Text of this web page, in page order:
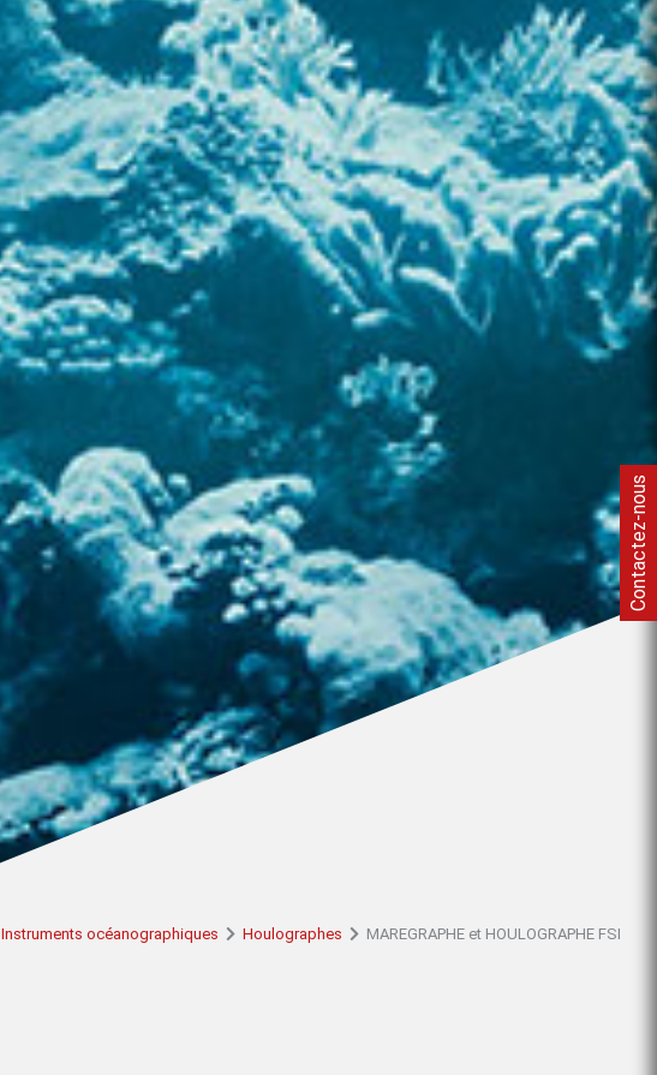
Instruments océanographiques Houlographes MAREGRAPHE et HOULOGRAPHE FSI
Contactez-nous